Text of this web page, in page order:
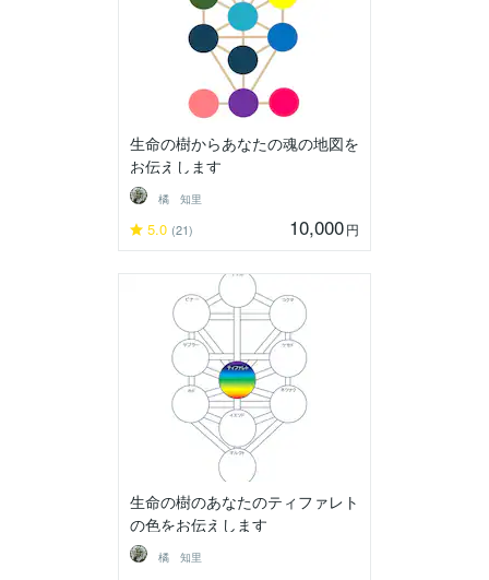
生命の樹からあなたの魂の地図を
お伝えします
橘 知里
5.0 (21) 10,000円
生命の樹のあなたのティファレト
の色をお伝えします
橘 知里